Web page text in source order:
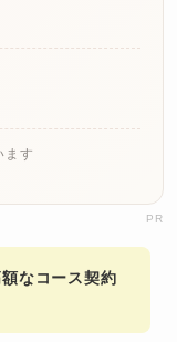
ます
PR
なコース契約